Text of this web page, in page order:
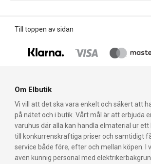
Till toppen av sidan
Om Elbutik
Vi vill att det ska vara enkelt och säkert att
på nätet och i butik. Vårt mål är att erbjuda
varuhus där alla kan handla elmaterial ur
till konkurrenskraftiga priser och samtidigt
service både före, efter och mellan köpen. I
även kunnig personal med